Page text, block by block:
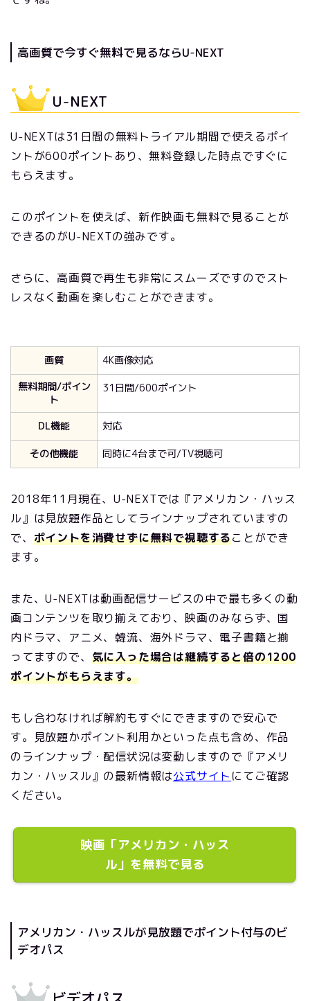
高画質で今すぐ無料で見るならU-NEXT
U-NEXT
U-NEXTは31日間の無料トライアル期間で使えるポイ
ントが600ポイントあり、無料登録した時点ですぐに
もらえます。
このポイントを使えば、新作映画も無料で見ることが
できるのがU-NEXTの強みです。
さらに、高画質で再生も非常にスムーズですのでスト
レスなく動画を楽しむことができます。
画質
4K画像対応
無料期間/ポイン
ト
31日間/600ポイント
DL機能
対応
その他機能
同時に4台まで可/TV視聴可
2018年11月現在、U-NEXTでは『アメリカン・ハッス
ル』は見放題作品としてラインナップされていますの
で、 ポイントを消費せずに無料で視聴することができ
ます。
また、U-NEXTは動画配信サービスの中で最も多くの動
画コンテンツを取り揃えており、映画のみならず、国
内ドラマ、アニメ、韓流、海外ドラマ、電子書籍と揃
ってますので、 気に入った場合は継続すると倍の1200
ポイントがもらえます。
もし合わなければ解約もすぐにできますので安心で
す。見放題かポイント利用かといった点も含め、作品
のラインナップ・配信状況は変動しますので『アメリ
カン・ハッスル』の最新情報は公式サイト にてご確認
ください。
映画「アメリカン・ハッス
ル」を無料で見る
アメリカン・ハッスルが見放題でポイント付与のビ
デオパス